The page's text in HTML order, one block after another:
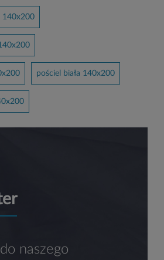
140x200
pościel biała 140x200
naszego